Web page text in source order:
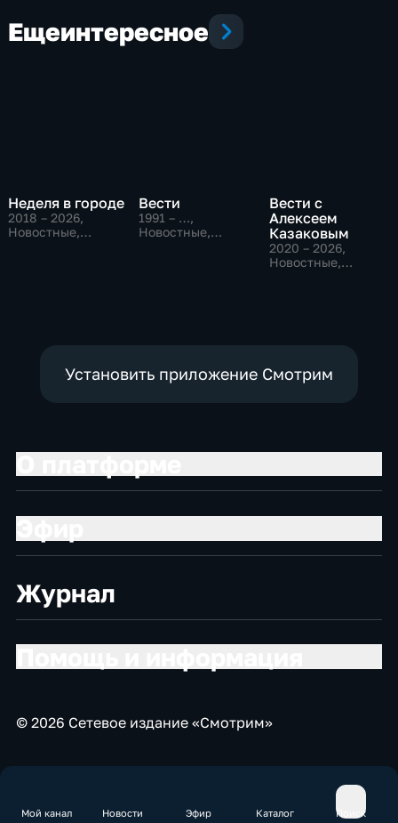
Мой канал Новости Эфир Каталог Поиск
Ещеинтересное
Неделя в городе
2018 – 2026,
Новостные,
Вести
1991 – …,
Новостные,
Вести с
Алексеем
Казаковым
2020 – 2026,
Новостные,
Установить приложение Смотрим
Журнал
© 2026 Сетевое издание «Смотрим»